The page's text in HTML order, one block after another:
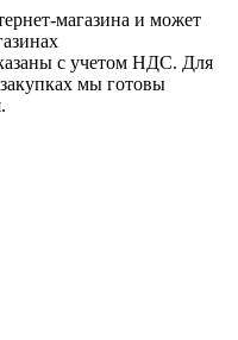
магазина и может
с учетом НДС. Для
мы готовы